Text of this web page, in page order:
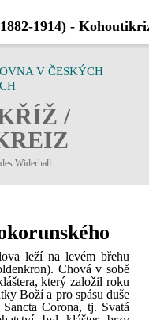
V ČESKÝCH
/
Widerhall
leží na levém břehu
Chová v sobě
který založil roku
Boží a pro spásu duše
Corona, tj. Svatá
1914) -